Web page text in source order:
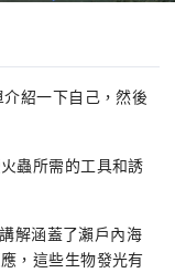
紹一下自己，然後
蟲所需的工具和誘
解涵蓋了瀨戶內海
，這些生物發光有